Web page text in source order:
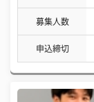
募集人数
申込締切